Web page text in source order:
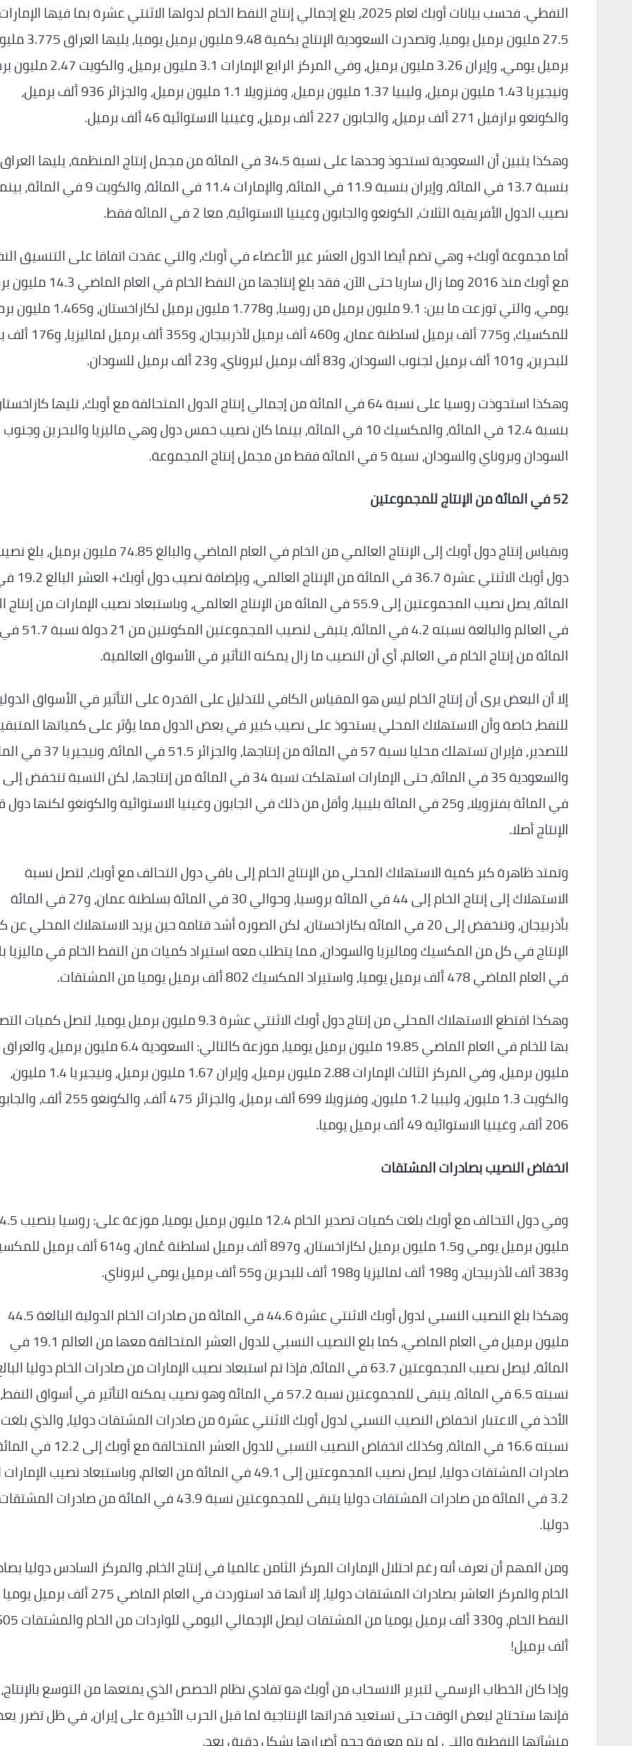
النفطي. فحسب بيانات أوبك لعام 2025، بلغ إجمالي إنتاج النفط الخام لدولها الاثنتي عشرة بما فيها الإمارات
27.5 مليون برميل يوميا، وتصدرت السعودية الإنتاج بكمية 9.48
برميل يومي، وإيران 3.26 مليون برميل، وفي المركز الرابع الإمارات
ونيجيريا 1.43 مليون برميل، وليبيا 1.37 مليون برميل، وفنزويلا 1.1 مليون برميل، والجزائر 936 ألف برميل،
والكونغو برازفيل 271 ألف برميل، والجابون 227 ألف برميل، وغينيا الاستوائية 46 ألف برميل.
وهكذا يتبين أن السعودية تستحوذ وحدها على نسبة 34.5 في المائة من مجمل إنتاج المنظمة، يليها العراق
بنسبة 13.7 في المائة، وإيران بنسبة 11.9 في المائة، والإمارات 11.4 في
نصيب الدول الأفريقية الثلاث، الكونغو والجابون وغينيا الاستوائية، معا 2 في المائة فقط.
أما مجموعة أوبك+ وهي تضم أيضا الدول العشر غير الأعضاء في أوبك، والتي عقدت اتفاقا على التنسيق
مع أوبك منذ 2016 وما زال ساريا حتى الآن، فقد بلغ إنتاجها من
يومي، والتي توزعت ما بين: 9.1 مليون برميل من روسيا، و1.778 مليون
للمكسيك، و775 ألف برميل لسلطنة عمان، و460
للبحرين، و101 ألف برميل لجنوب السودان، و83 ألف برميل لبروناي، و23 ألف برميل للسودان.
وهكذا استحوذت روسيا على نسبة 64 في المائة من إجمالي إنتاج الدول المتحالفة مع أوبك، تليها
بنسبة 12.4 في المائة، والمكسيك 10 في المائة، بينما كان نصيب خمس دول وهي ماليزيا والبحرين وجنوب
السودان وبروناي والسودان، نسبة 5 في المائة فقط من مجمل إنتاج المجموعة.
52 في المائة من الإنتاج للمجموعتين
وبقياس إنتاج دول أوبك إلى الإنتاج العالمي من الخام في العام الماضي والبالغ 74.85 مليون برميل،
دول أوبك الاثنتي عشرة 36.7 في المائة من الإنتاج
المائة، يصل نصيب المجموعتين إلى 55.9 في المائة من الإنتاج العالمي، وباستبعاد نصيب الإمارات من
في العالم والبالغة نسبته 4.2 في المائة، يتبقى لنصيب المجموعتين المكونتين من 21 دولة نسبة 51.7 في
المائة من إنتاج الخام في العالم، أي أن النصيب ما زال يمكنه التأثير في الأسواق العالمية.
إلا أن البعض يرى أن إنتاج الخام ليس هو المقياس الكافي للتدليل على القدرة على التأثير في الأسواق
للنفط، خاصة وأن الاستهلاك المحلي يستحوذ على نصيب كبير في بعض الدول مما يؤثر على كمياتها
للتصدير، فإيران تستهلك محليا نسبة 57 في المائة من إنتاجها،
في المائة بفنزويلا، و25 في المائة بليبيا، وأقل من ذلك في الجابون وغينيا الاستوائية والكونغو لكنها
الإنتاج أصلا.
وتمتد ظاهرة كبر كمية الاستهلاك المحلي من الإنتاج الخام إلى باقي دول التحالف مع أوبك، لتصل نسبة
الاستهلاك إلى إنتاج الخام إلى 44 في المائة بروسيا، وحوالي 30 في المائة بسلطنة عمان، و27 في المائة
بأذربيجان، وتنخفض إلى 20 في المائة بكازاخستان، لكن الصورة أشد قتامة حين يزيد الاستهلاك المحلي
الإنتاج في كل من المكسيك وماليزيا والسودان، مما يتطلب معه استيراد كميات من النفط الخام في ماليزيا
في العام الماضي 478 ألف برميل يوميا، واستيراد المكسيك 802 ألف برميل يوميا من المشتقات.
وهكذا اقتطع الاستهلاك المحلي من إنتاج دول أوبك الاثنتي عشرة 9.3 مليون برميل يوميا، لتصل
مليون برميل، وفي المركز الثالث الإمارات 2.88 مليون برميل، وإيران 1.67 مليون برميل، ونيجيريا 1.4 مليون،
والكويت 1.3 مليون، وليبيا 1.2 مليون، وفنزويلا 699 ألف برميل، والجزائر 475 ألف،
206 ألف، وغينيا الاستوائية 49 ألف برميل يوميا.
انخفاض النصيب بصادرات المشتقات
وفي دول التحالف مع أوبك بلغت كميات تصدير الخام 12.4 مليون برميل يوميا، موزعة على: روسيا بنصيب 4.5
مليون برميل يومي و1.5 مليون برميل لكازاخستان، و897 ألف برميل لسلطنة عُمان، و614
و383 ألف لأذربيجان، و198 ألف لماليزيا و198 ألف للبحرين و55 ألف برميل يومي لبروناي.
وهكذا بلغ النصيب النسبي لدول أوبك الاثنتي عشرة 44.6 في المائة من صادرات الخام الدولية البالغة 44.5
مليون برميل في العام الماضي، كما بلغ النصيب النسبي للدول العشر المتحالفة معها من العالم 19.1 في
المائة، ليصل نصيب المجموعتين 63.7 في المائة، فإذا تم استبعاد نصيب الإمارات من صادرات الخام دوليا
نسبته 6.5 في المائة، يتبقى للمجموعتين نسبة 57.2 في المائة وهو نصيب يمكنه التأثير في أسواق
الأخذ في الاعتبار انخفاض النصيب النسبي لدول أوبك الاثنتي عشرة من صادرات المشتقات دوليا، والذي بلغت
نسبته 16.6 في المائة، وكذلك انخفاض النصيب النسبي للدول العشر
صادرات المشتقات دوليا، ليصل نصيب المجموعتين إلى 49.1 في المائة من العالم، وباستبعاد نصيب
3.2 في المائة من صادرات المشتقات دوليا يتبقى للمجموعتين نسبة 43.9 في المائة من صادرات المشتقات
دوليا.
ومن المهم أن نعرف أنه رغم احتلال الإمارات المركز الثامن عالميا في إنتاج الخام، والمركز السادس دوليا
الخام والمركز العاشر بصادرات المشتقات دوليا، إلا أنها قد استوردت في العام الماضي
النفط الخام، و330 ألف برميل يوميا من المشتقات ليصل الإجمالي
ألف برميل!
وإذا كان الخطاب الرسمي لتبرير الانسحاب من أوبك هو تفادي نظام الحصص الذي يمنعها من التوسع بالإنتاج،
فإنها ستحتاج لبعض الوقت حتى تستعيد قدراتها الإنتاجية لما قبل الحرب الأخيرة على إيران، في ظل تضرر